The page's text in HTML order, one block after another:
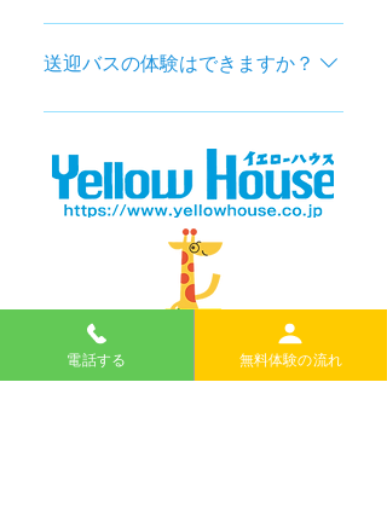
はい。変更可能です。入会後にご案
内いたします。 ＊当日の14:30まで
対応できない場合もあります。
送迎バスの体験はできますか？
無料体験の時に送迎バスの体験もで
きます。 無料体験のお申し込みはこ
ちらからから。
無料体験のお申し込みはこちらから
電話する 無料体験の流れ